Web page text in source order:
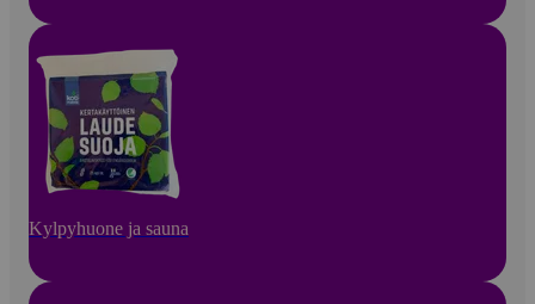
Kylpyhuone ja sauna